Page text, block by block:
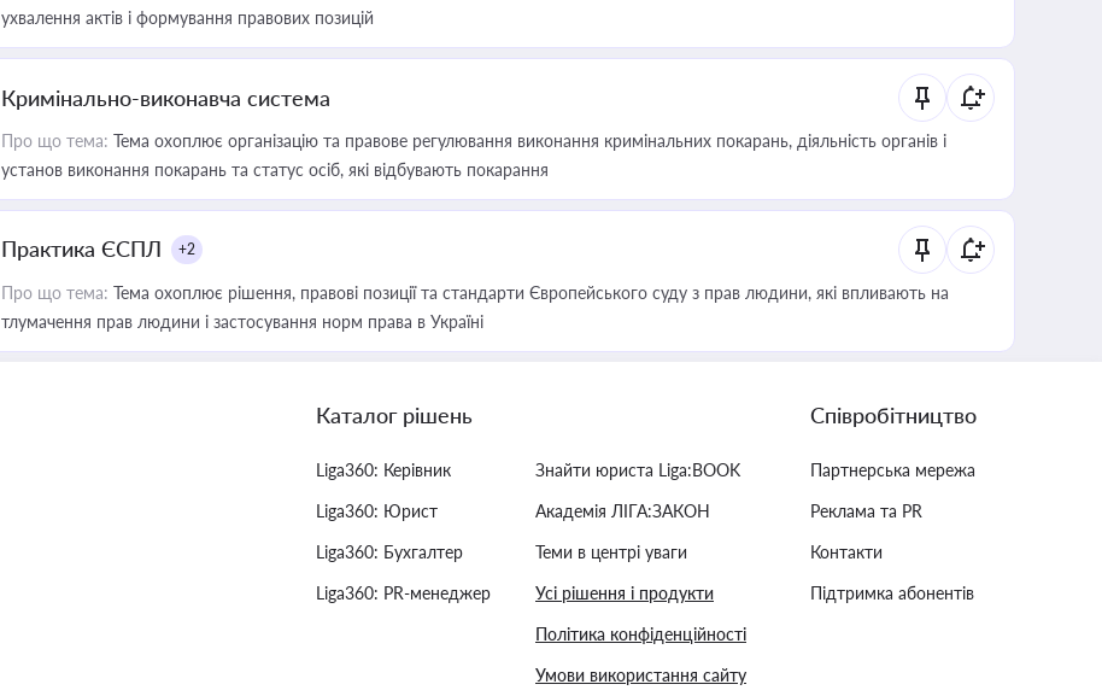
ухвалення актів і формування правових позицій
Кримінально-виконавча система
Про що тема: Тема охоплює організацію та правове регулювання виконання кримінальних покарань, діяльність органів і
установ виконання покарань та статус осіб, які відбувають покарання
Практика ЄСПЛ +2
Про що тема: Тема охоплює рішення, правові позиції та стандарти Європейського суду з прав людини, які впливають на
тлумачення прав людини і застосування норм права в Україні
Каталог рішень
Liga360: Керівник
Liga360: Юрист
Liga360: Бухгалтер
Liga360: PR-менеджер
Знайти юриста Liga:BOOK
Академія ЛІГА:ЗАКОН
Теми в центрі уваги
Усі рішення і продукти
Політика конфіденційності
Умови використання сайту
Співробітництво
Партнерська мережа
Реклама та PR
Контакти
Підтримка абонентів